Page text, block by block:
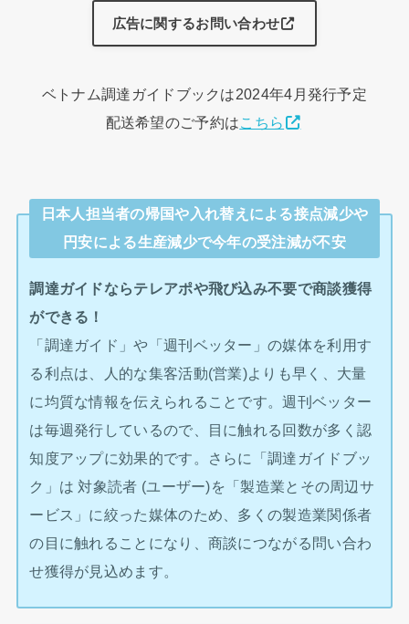
広告に関するお問い合わせ
ベトナム調達ガイドブックは2024年4月発行予定
配送希望のご予約はこちら
日本人担当者の帰国や入れ替えによる接点減少や
円安による生産減少で今年の受注減が不安
調達ガイドならテレアポや飛び込み不要で商談獲得
ができる！
「調達ガイド」や「週刊ベッター」の媒体を利用す
る利点は、人的な集客活動(営業)よりも早く、大量
に均質な情報を伝えられることです。週刊ベッター
は毎週発行しているので、目に触れる回数が多く認
知度アップに効果的です。さらに「調達ガイドブッ
ク」は 対象読者 (ユーザー)を「製造業とその周辺サ
ービス」に絞った媒体のため、多くの製造業関係者
の目に触れることになり、商談につながる問い合わ
せ獲得が見込めます。